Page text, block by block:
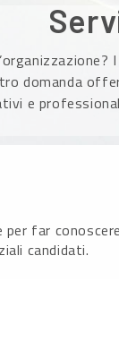
domanda
e
per far
candidati.